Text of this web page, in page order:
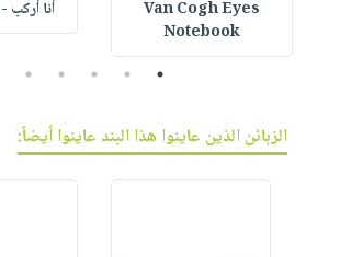
Van Cogh Eyes
Notebook
أنا أركب
1
2
3
4
5
الزبائن الذين عاينوا هذا البند عاينوا أيضاً: